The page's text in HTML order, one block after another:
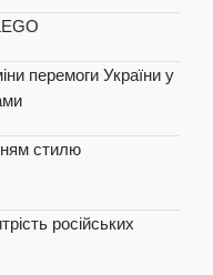
перемоги України у
стилю
російських